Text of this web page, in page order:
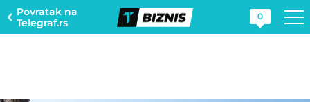
Povratak na
Telegraf.rs
0